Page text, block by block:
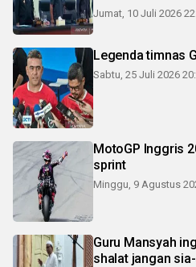
Jumat, 10 Juli 2026
Legenda timnas
Sabtu, 25 Juli 2026
MotoGP Inggris
sprint
Minggu, 9 Agustus
Guru Mansyah
shalat jangan